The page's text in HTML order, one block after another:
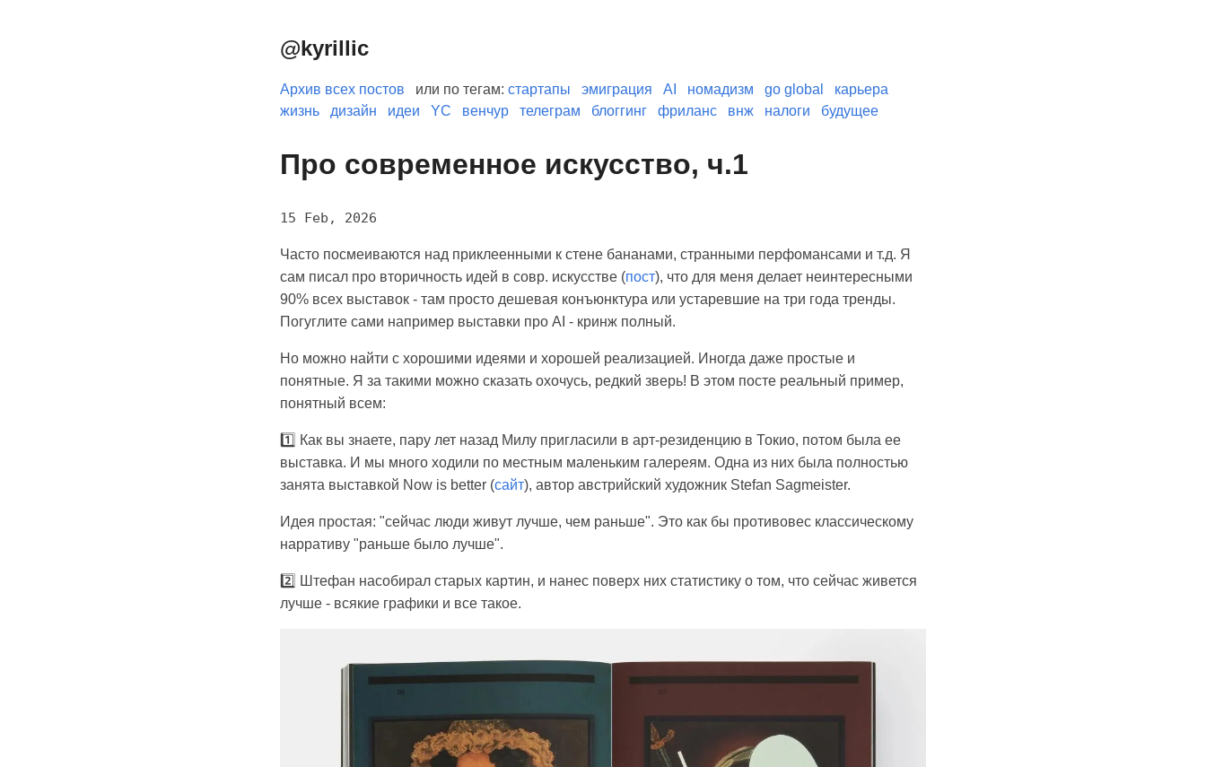
@kyrillic
Архив всех постов или по тегам: стартапы эмиграция AI номадизм go global
карьера
жизнь
дизайн идеи YC венчур телеграм блоггинг фриланс внж налоги будущее
Про современное искусство, ч.1
15 Feb, 2026
Часто посмеиваются над приклеенными к стене бананами, странными перфомансами и т.д. Я
сам писал про вторичность идей в совр. искусстве (пост), что для меня делает неинтересными
90% всех выставок - там просто дешевая конъюнктура или устаревшие на три года тренды.
Погуглите сами например выставки про AI - кринж полный.
Но можно найти с хорошими идеями и хорошей реализацией. Иногда даже простые и
понятные. Я за такими можно сказать охочусь, редкий зверь! В этом посте реальный пример,
понятный всем:
1️⃣ Как вы знаете, пару лет назад Милу пригласили в арт-резиденцию в Токио, потом была ее
выставка. И мы много ходили по местным маленьким галереям. Одна из них была полностью
занята выставкой Now is better (сайт), автор австрийский художник Stefan Sagmeister.
Идея простая: "сейчас люди живут лучше, чем раньше". Это как бы противовес классическому
нарративу "раньше было лучше".
2️⃣ Штефан насобирал старых картин, и нанес поверх них статистику о том, что сейчас живется
лучше - всякие графики и все такое.